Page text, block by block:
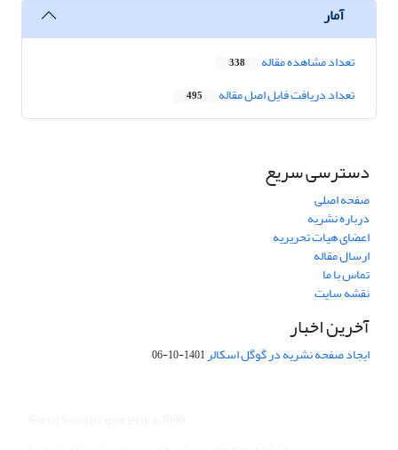
آمار
تعداد مشاهده مقاله 338
تعداد دریافت فایل اصل مقاله 495
دسترسی سریع
صفحه اصلی
درباره نشریه
اعضای هیات تحریریه
ارسال مقاله
تماس با ما
نقشه سایت
آخرین اخبار
ایجاد صفحه نشریه در گوگل اسکالر1401-10-06